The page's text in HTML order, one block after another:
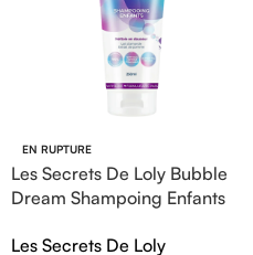
EN RUPTURE
Les Secrets De Loly Bubble
Dream Shampoing Enfants
Les Secrets De Loly